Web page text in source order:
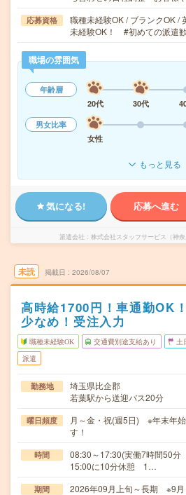
応募資格
職種未経験OK / ブランクOK /
未経験OK！ #初めての派遣
職場の雰囲気
年齢層
20代
30代
男女比率
女性
もっと見る
気になる! 応募へ進む
派遣会社 株式会社スタッフサービス（神奈
未読 掲載日 2026/08/07
高時給1700円！車通勤OK
少なめ！受注入力
職種未経験OK 交通費別途支給あり 土
派遣
勤務地
埼玉県比企郡
若葉駅から送迎バス20分
曜日頻度
月～金・祝(週5日) ※年末年
す！
時間
08:30～17:30(実働7時間50分
15:00に10分休憩 1…
期間 2026年09月上旬～長期 ※9月